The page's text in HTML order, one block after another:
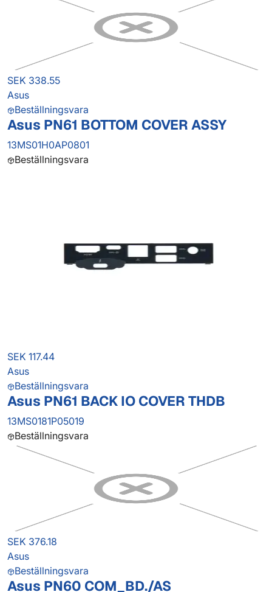
SEK 338.55
Asus
Beställningsvara
Asus PN61 BOTTOM COVER ASSY
13MS01H0AP0801
Beställningsvara
SEK 117.44
Asus
Beställningsvara
Asus PN61 BACK IO COVER THDB
13MS0181P05019
Beställningsvara
SEK 376.18
Asus
Beställningsvara
Asus PN60 COM_BD./AS